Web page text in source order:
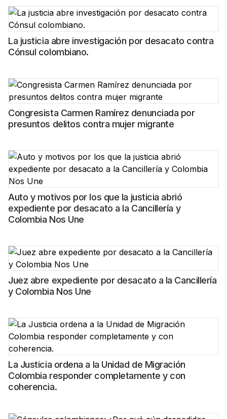
La justicia abre investigación por desacato contra
Cónsul colombiano.
Congresista Carmen Ramírez denunciada por
presuntos delitos contra mujer migrante
Auto y motivos por los que la justicia abrió
expediente por desacato a la Cancillería y
Colombia Nos Une
Juez abre expediente por desacato a la Cancillería
y Colombia Nos Une
La Justicia ordena a la Unidad de Migración
Colombia responder completamente y con
coherencia.